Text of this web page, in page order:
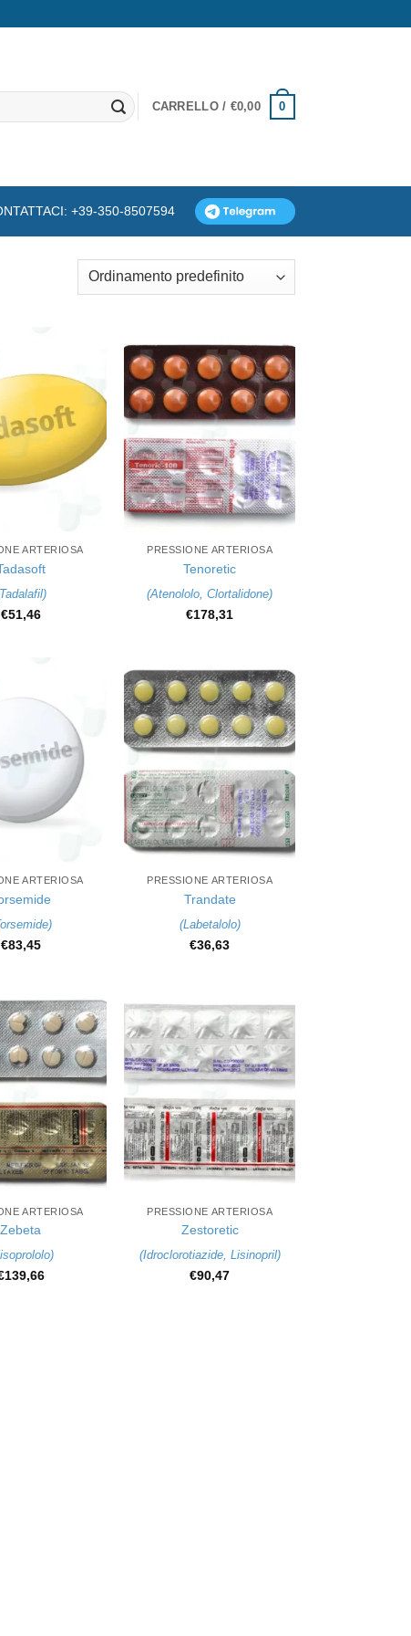
CARRELLO / €0,00 0
+39-350-8507594
ARTERIOSA
)
€51,46
+
PRESSIONE ARTERIOSA
Tenoretic
(Atenololo,Clortalidone)
€178,31
ARTERIOSA
)
€83,45
+
PRESSIONE ARTERIOSA
Trandate
(Labetalolo)
€36,63
ARTERIOSA
Zebeta
)
139,66
+
PRESSIONE ARTERIOSA
Zestoretic
(Idroclorotiazide, Lisinopril)
€90,47